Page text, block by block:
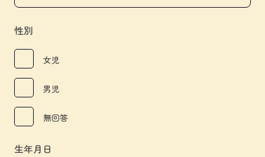
性別
女児
男児
無回答
生年月日